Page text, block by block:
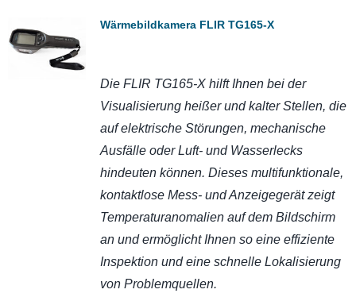
Wärmebildkamera FLIR TG165-X
Die FLIR TG165-X hilft Ihnen bei der
Visualisierung heißer und kalter Stellen, die
auf elektrische Störungen, mechanische
Ausfälle oder Luft- und Wasserlecks
hindeuten können. Dieses multifunktionale,
kontaktlose Mess- und Anzeigegerät zeigt
Temperaturanomalien auf dem Bildschirm
an und ermöglicht Ihnen so eine effiziente
Inspektion und eine schnelle Lokalisierung
von Problemquellen.